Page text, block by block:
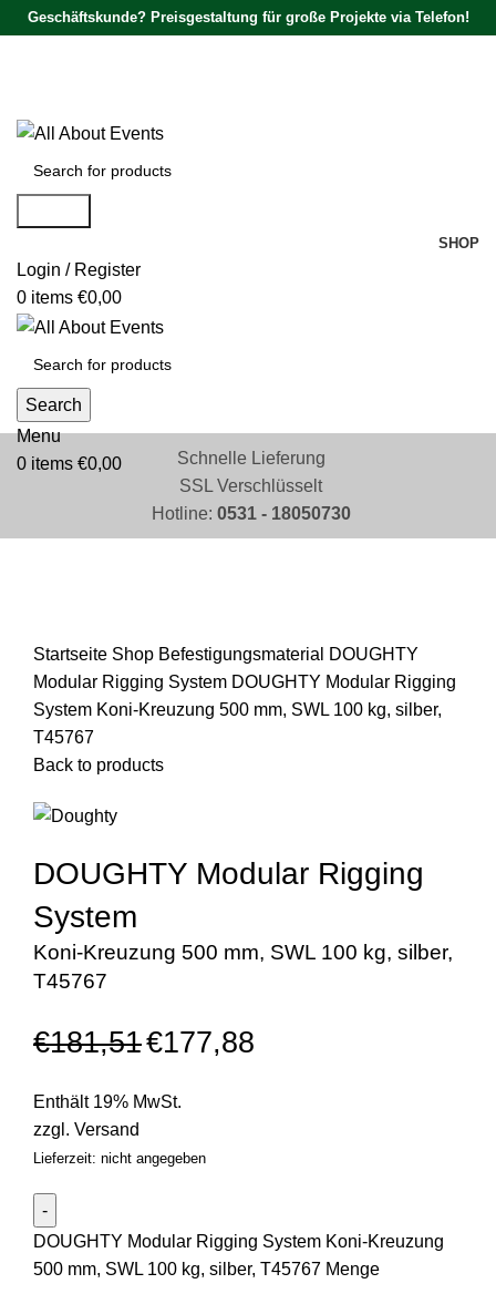
Geschäftskunde? Preisgestaltung für große Projekte via Telefon!
SHOP
Login / Register
0 items €0,00
Search
Menu
0 items €0,00
Schnelle Lieferung
SSL Verschlüsselt
Hotline: 0531 - 18050730
Startseite Shop Befestigungsmaterial
DOUGHTY
Modular Rigging System DOUGHTY Modular Rigging
System Koni-Kreuzung 500 mm, SWL 100 kg, silber,
T45767
Back to products
DOUGHTY Modular Rigging
System
Koni-Kreuzung 500 mm, SWL 100 kg, silber,
T45767
€181,51€177,88
Enthält 19% MwSt.
zzgl. Versand
Lieferzeit: nicht angegeben
DOUGHTY Modular Rigging System Koni-Kreuzung
500 mm, SWL 100 kg, silber, T45767 Menge